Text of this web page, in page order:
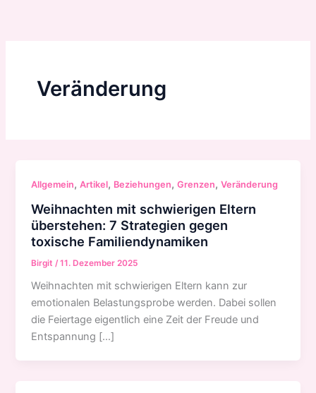
Veränderung
Allgemein,Artikel, Beziehungen,Grenzen,Veränderung
Weihnachten mit schwierigen Eltern
überstehen: 7 Strategien gegen
toxische Familiendynamiken
Birgit /11. Dezember 2025
Weihnachten mit schwierigen Eltern kann zur
emotionalen Belastungsprobe werden. Dabei sollen
die Feiertage eigentlich eine Zeit der Freude und
Entspannung […]